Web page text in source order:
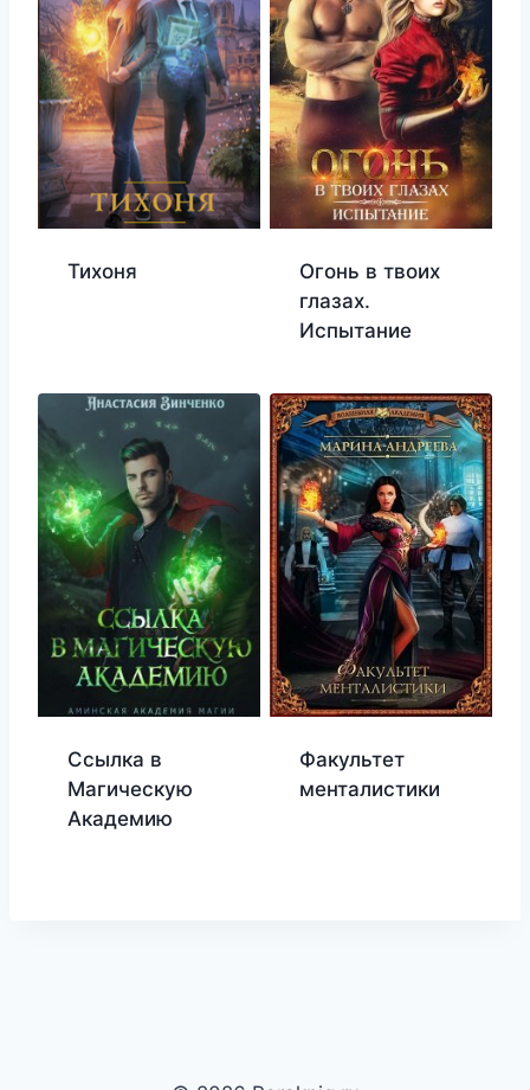
Тихоня
Огонь в твоих
глазах.
Испытание
Ссылка в
Магическую
Академию
Факультет
менталистики